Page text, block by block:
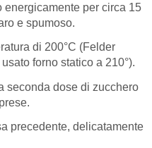
energicamente per circa 15
e spumoso.
di 200°C (Felder
forno statico a 210°).
seconda dose di zucchero
precedente, delicatamente